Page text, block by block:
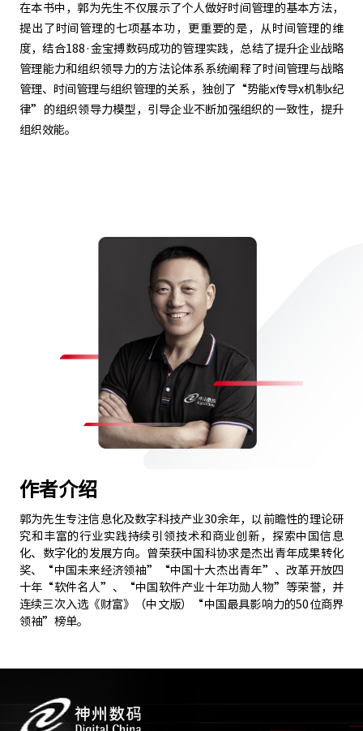
在本书中，郭为先生不仅展示了个人做好时间管理的基本方法，
提出了时间管理的七项基本功，更重要的是，从时间管理的维
度，结合188·金宝搏数码成功的管理实践，总结了提升企业战略
管理能力和组织领导力的方法论体系系统阐释了时间管理与战略
管理、时间管理与组织管理的关系，独创了“势能x传导x机制x纪
律”的组织领导力模型，引导企业不断加强组织的一致性，提升
组织效能。
作者介绍
郭为先生专注信息化及数字科技产业30余年，以前瞻性的理论研
究和丰富的行业实践持续引领技术和商业创新，探索中国信息
化、数字化的发展方向。曾荣获中国科协求是杰出青年成果转化
奖、“中国未来经济领袖”“中国十大杰出青年”、改革开放四
十年“软件名人”、“中国软件产业十年功勋人物”等荣誉，并
连续三次入选《财富》（中文版）“中国最具影响力的50位商界
领袖”榜单。